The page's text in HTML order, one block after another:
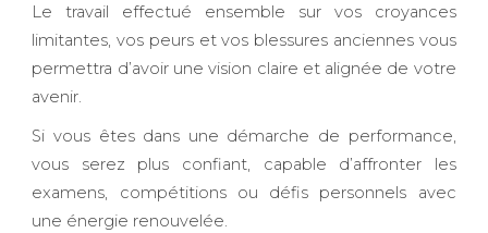
Le travail effectué ensemble sur vos croyances
limitantes, vos peurs et vos blessures anciennes vous
permettra d’avoir une vision claire et alignée de votre
avenir.
Si vous êtes dans une démarche de performance,
vous serez plus confiant, capable d’affronter les
examens, compétitions ou défis personnels avec
une énergie renouvelée.